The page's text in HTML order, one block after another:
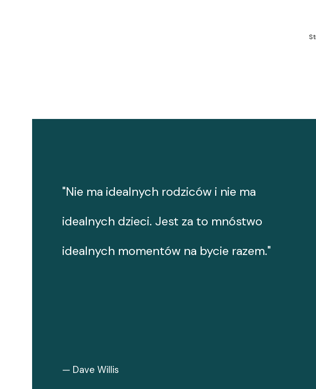
"Nie ma idealnych rodziców i nie ma
idealnych dzieci. Jest za to mnóstwo
idealnych momentów na bycie razem."
— Dave Willis